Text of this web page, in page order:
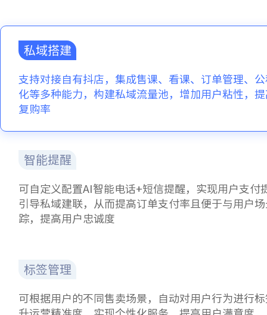
私域搭建
支持对接自有抖店，集成售课、看课、订单管理、
化等多种能力，构建私域流量池，增加用户粘性，
复购率
智能提醒
可自定义配置AI智能电话+短信提醒，实现用户支付
引导私域建联，从而提高订单支付率且便于与用户
踪，提高用户忠诚度
标签管理
可根据用户的不同售卖场景，自动对用户行为进行